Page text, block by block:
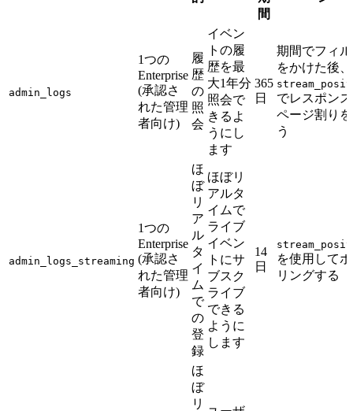
間
admin_logs
1つの
Enterprise
(承認さ
れた管理
者向け)
履
歴
の
照
会
イベン
トの履
歴を最
大1年分
照会で
きるよ
うにし
ます
365
日
期間でフィ
をかけた後、
でレスポン
ページ割り
う
admin_logs_streaming
1つの
Enterprise
(承認さ
れた管理
者向け)
ほ
ぼ
リ
ア
ル
タ
イ
ム
で
の
登
録
ほぼリ
アルタ
イムで
ライブ
イベン
トにサ
ブスク
ライブ
できる
ように
します
14
日
を使用して
リングする
ほ
ぼ
リ